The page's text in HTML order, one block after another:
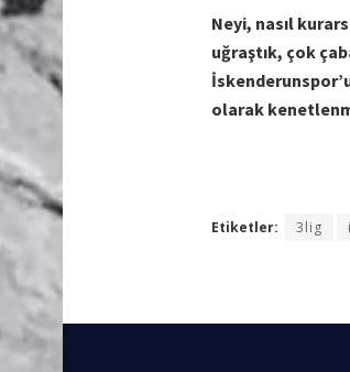
Neyi, nasıl
uğraştık, çok
olarak
Etiketler: 3lig